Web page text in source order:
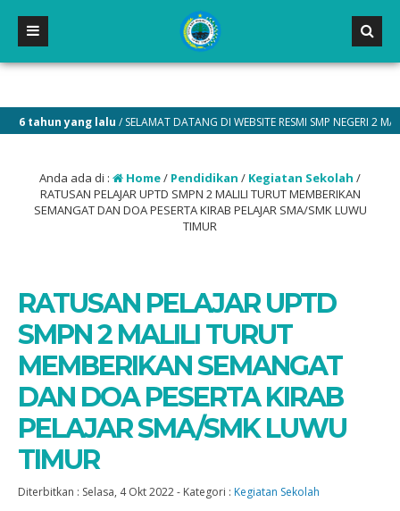
yang lalu/ SELAMAT DATANG DI WEBSITE RESMI SMP NEGERI 2 MALILI
Anda ada di : Home/ Pendidikan / Kegiatan Sekolah /
RATUSAN PELAJAR UPTD SMPN 2 MALILI TURUT MEMBERIKAN
SEMANGAT DAN DOA PESERTA KIRAB PELAJAR SMA/SMK LUWU
TIMUR
RATUSAN PELAJAR UPTD
SMPN 2 MALILI TURUT
MEMBERIKAN SEMANGAT
DAN DOA PESERTA KIRAB
PELAJAR SMA/SMK LUWU
TIMUR
Diterbitkan : Selasa, 4 Okt 2022- Kategori : Kegiatan Sekolah